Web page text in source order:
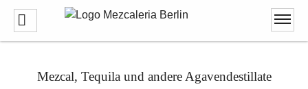
Mezcal, Tequila und andere Agavendestillate